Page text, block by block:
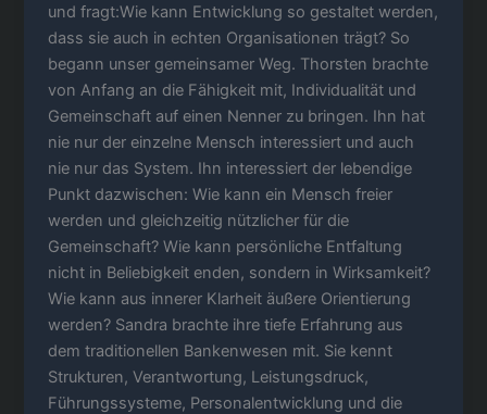
und fragt:Wie kann Entwicklung so gestaltet werden,
dass sie auch in echten Organisationen trägt? So
begann unser gemeinsamer Weg. Thorsten brachte
von Anfang an die Fähigkeit mit, Individualität und
Gemeinschaft auf einen Nenner zu bringen. Ihn hat
nie nur der einzelne Mensch interessiert und auch
nie nur das System. Ihn interessiert der lebendige
Punkt dazwischen: Wie kann ein Mensch freier
werden und gleichzeitig nützlicher für die
Gemeinschaft? Wie kann persönliche Entfaltung
nicht in Beliebigkeit enden, sondern in Wirksamkeit?
Wie kann aus innerer Klarheit äußere Orientierung
werden? Sandra brachte ihre tiefe Erfahrung aus
dem traditionellen Bankenwesen mit. Sie kennt
Strukturen, Verantwortung, Leistungsdruck,
Führungssysteme, Personalentwicklung und die